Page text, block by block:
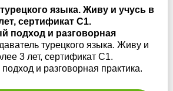
языка. Живу и учусь в
сертификат C1.
подход и разговорная
турецкого языка. Живу и
3 лет, сертификат C1.
и разговорная практика.